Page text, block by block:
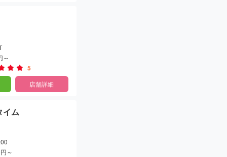
～
5
店舗詳細
イム
～